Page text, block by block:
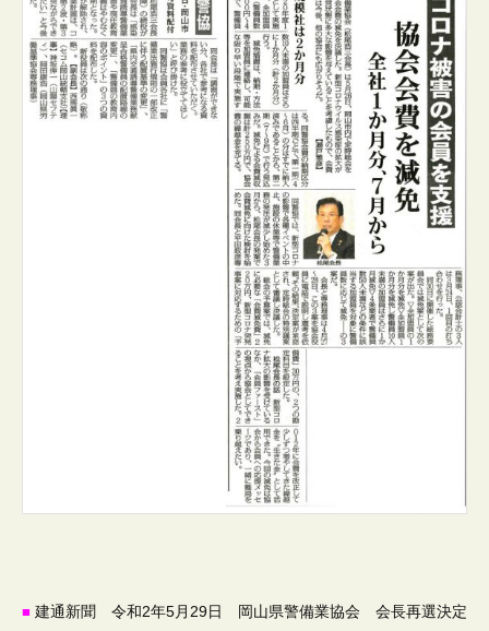
■ 建通新聞 令和2年5月29日 岡山県警備業協会 会長再選決定